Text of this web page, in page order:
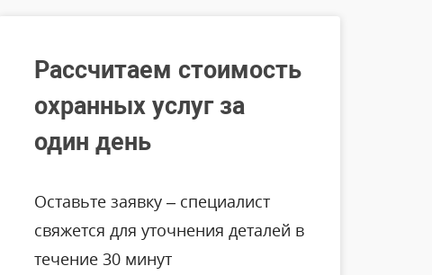
Рассчитаем стоимость
охранных услуг за
один день
Оставьте заявку – специалист
свяжется для уточнения деталей в
течение 30 минут